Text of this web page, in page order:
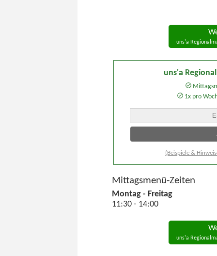
uns'a
uns'a
1x pro
(Beispiele &
Mittagsmenü-Zeiten
Montag - Freitag
11:30 - 14:00
uns'a